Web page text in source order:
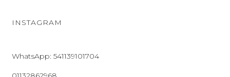
INSTAGRAM
WhatsApp: 541139101704